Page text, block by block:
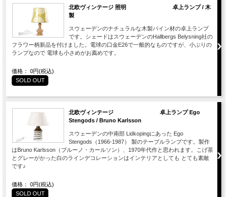
北欧ヴィンテージ 照明 卓上ランプ / 木
製
スウェーデンのナチュラルな木製パイン材の卓上ランプ
です。シェードはスウェーデンのHallbergs Belysning社の
フラワー柄新品を付けました。電球の口金E26で一般的なものですが、小ぶりの
ランプなので 電球も小さめがお薦めです。
価格： 0円(税込)
SOLD OUT
北欧ヴィンテージ 卓上ランプ Ego
Stengods / Bruno Karlsson
スウェーデンの中南部 Lidkopingにあった Ego
Stengods（1966-1987） 製のテーブルランプです。製作
はBruno Karlsson（ブルーノ・カールソン）、1970年代作と思われます。こげ茶
とグレーがかった白のラインデコレーションはインテリアとしても とても素敵
です♪
価格： 0円(税込)
SOLD OUT